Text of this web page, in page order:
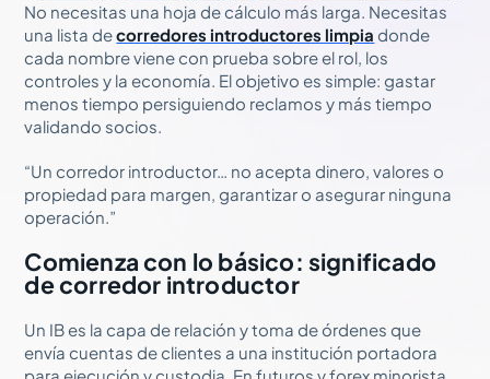
No necesitas una hoja de cálculo más larga. Necesitas
una lista decorredores introductores limpia donde
cada nombre viene con prueba sobre el rol, los
controles y la economía. El objetivo es simple: gastar
menos tiempo persiguiendo reclamos y más tiempo
validando socios.
“Un corredor introductor… no acepta dinero, valores o
propiedad para margen, garantizar o asegurar ninguna
operación.”
Comienza con lo básico: significado
de corredor introductor
Un IB es la capa de relación y toma de órdenes que
envía cuentas de clientes a una institución portadora